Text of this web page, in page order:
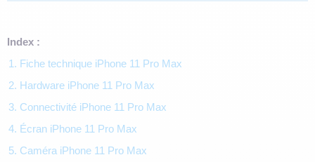
Index :
1. Fiche technique iPhone 11 Pro Max
2. Hardware iPhone 11 Pro Max
3. Connectivité iPhone 11 Pro Max
4. Écran iPhone 11 Pro Max
5. Caméra iPhone 11 Pro Max